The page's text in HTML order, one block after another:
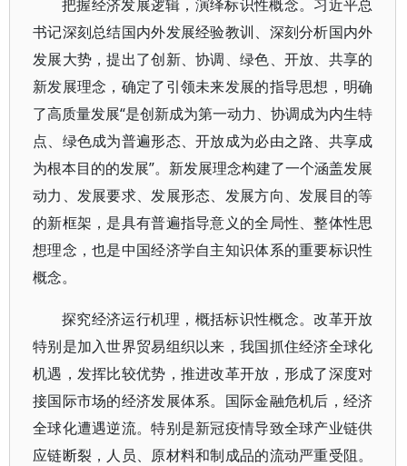
把握经济发展逻辑，演绎标识性概念。习近平总
书记深刻总结国内外发展经验教训、深刻分析国内外
发展大势，提出了创新、协调、绿色、开放、共享的
新发展理念，确定了引领未来发展的指导思想，明确
了高质量发展“是创新成为第一动力、协调成为内生特
点、绿色成为普遍形态、开放成为必由之路、共享成
为根本目的的发展”。新发展理念构建了一个涵盖发展
动力、发展要求、发展形态、发展方向、发展目的等
的新框架，是具有普遍指导意义的全局性、整体性思
想理念，也是中国经济学自主知识体系的重要标识性
概念。
探究经济运行机理，概括标识性概念。改革开放
特别是加入世界贸易组织以来，我国抓住经济全球化
机遇，发挥比较优势，推进改革开放，形成了深度对
接国际市场的经济发展体系。国际金融危机后，经济
全球化遭遇逆流。特别是新冠疫情导致全球产业链供
应链断裂，人员、原材料和制成品的流动严重受阻。